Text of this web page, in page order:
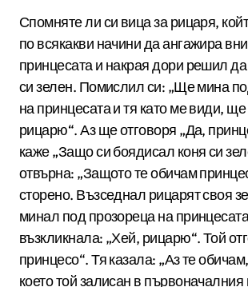
Спомняте ли си вица за рицаря,
по всякакви начини да ангажира
принцесата и накрая дори решил
си зелен. Помислил си: „Ще мина
на принцесата и тя като ме види,
рицарю“. Аз ще отговоря „Да,
каже „Защо си боядисал коня си
отвърна: „Защото те обичам
сторено. Възседнал рицарят своя
минал под прозореца на
възкликнала: „Хей, рицарю“. Той
принцесо“. Тя казала: „Аз те
което той залисан в първоначалния